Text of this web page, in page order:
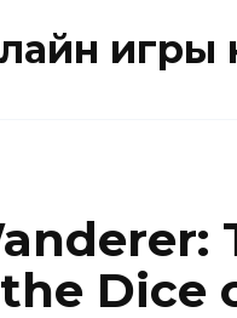
игры
Dice